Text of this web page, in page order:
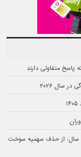
پاسخ متفاوتی دارند
محدودیت‌های جدید خودروهای فرسوده با عمر بالای ۲۰ سال: از حذف سهمیه سوخت